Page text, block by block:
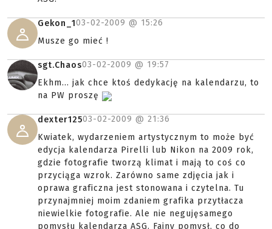
Gekon_103-02-2009 @ 15:26
Musze go mieć !
sgt.Chaos03-02-2009 @ 19:57
Ekhm... jak chce ktoś dedykację na kalendarzu, to
na PW proszę
dexter12503-02-2009 @ 21:36
Kwiatek, wydarzeniem artystycznym to może być
edycja kalendarza Pirelli lub Nikon na 2009 rok,
gdzie fotografie tworzą klimat i mają to coś co
przyciąga wzrok. Zarówno same zdjęcia jak i
oprawa graficzna jest stonowana i czytelna. Tu
przynajmniej moim zdaniem grafika przytłacza
niewielkie fotografie. Ale nie negujęsamego
pomysłu kalendarza ASG. Fajny pomysł, co do